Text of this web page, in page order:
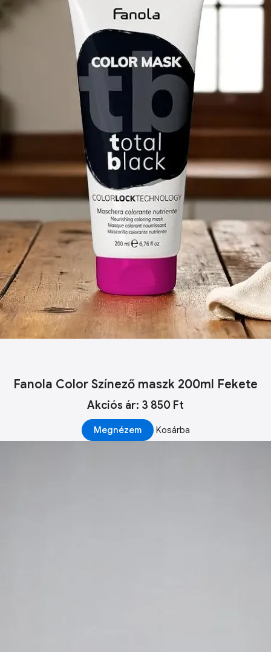
Fanola Color Színező maszk 200ml Fekete
Akciós ár: 3 850 Ft
Megnézem Kosárba